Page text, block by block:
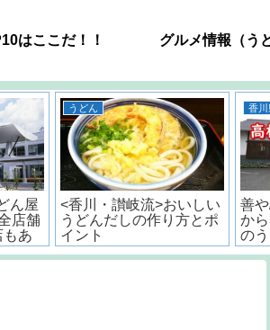
はここだ！！ グルメ情報（う
ん屋
店舗
あ
うどん
<香川・讃岐流>おいしい
うどんだしの作り方とポ
イント
善
か
の